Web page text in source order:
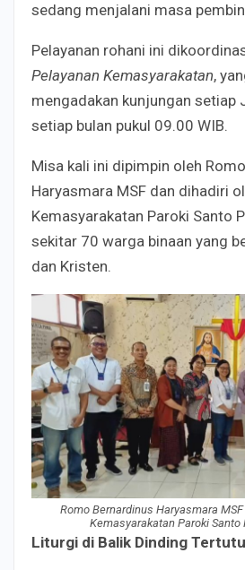
sedang menjalani masa
Pelayanan rohani ini
Pelayanan Kemasyarakatan,
mengadakan kunjungan setiap
setiap bulan pukul 09.00 WIB.
Misa kali ini dipimpin oleh
Haryasmara MSF dan dihadiri
Kemasyarakatan Paroki Santo
sekitar 70 warga binaan yang
dan Kristen.
Romo Bernardinus Haryasmara
Kemasyarakatan Paroki Santo
Liturgi di Balik Dinding